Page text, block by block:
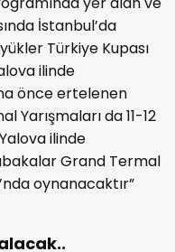
İstanbul’da
Türkiye Kupası
ilinde
önce ertelenen
Yarışmaları da 11-12
ilinde
Grand Termal
oynanacaktır”